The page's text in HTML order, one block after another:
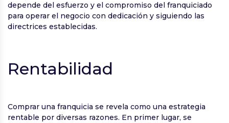
depende del esfuerzo y el compromiso del franquiciado
para operar el negocio con dedicación y siguiendo las
directrices establecidas.
Rentabilidad
Comprar una franquicia se revela como una estrategia
rentable por diversas razones. En primer lugar, se